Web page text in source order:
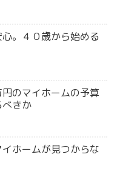
。４０歳から始める
のマイホームの予算
きか
ホームが見つからな